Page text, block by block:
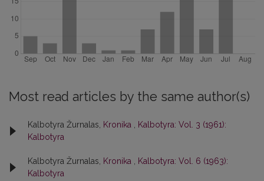
Most read articles by the same author(s)
Kalbotyra Žurnalas, Kronika
Kalbotyra: Vol. 3 (1961):
Kalbotyra
Kalbotyra Žurnalas, Kronika
Kalbotyra: Vol. 6 (1963):
Kalbotyra